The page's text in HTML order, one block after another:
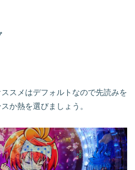
スメはデフォルトなので先読みを
か熱を選びましょう。